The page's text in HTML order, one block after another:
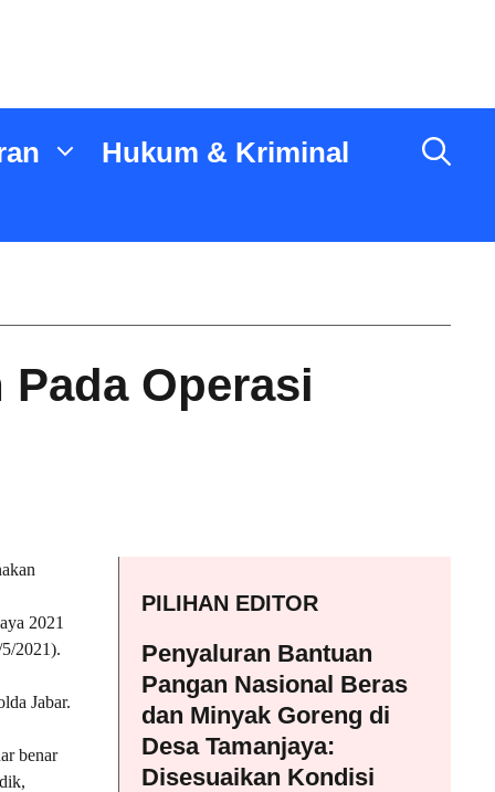
Hukum & Kriminal
Operasi
2021
2021).
Jabar.
benar
PILIHAN EDITOR
Penyaluran Bantuan
Pangan Nasional Beras
dan Minyak Goreng di
Desa Tamanjaya:
Disesuaikan Kondisi